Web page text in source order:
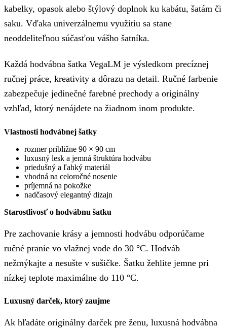
kabelky, opasok alebo štýlový doplnok ku kabátu, šatám či
saku. Vďaka univerzálnemu využitiu sa stane
neoddeliteľnou súčasťou vášho šatníka.
Každá hodvábna šatka VegaLM je výsledkom precíznej
ručnej práce, kreativity a dôrazu na detail. Ručné farbenie
zabezpečuje jedinečné farebné prechody a originálny
vzhľad, ktorý nenájdete na žiadnom inom produkte.
Vlastnosti hodvábnej šatky
rozmer približne 90 × 90 cm
luxusný lesk a jemná štruktúra hodvábu
priedušný a ľahký materiál
vhodná na celoročné nosenie
príjemná na pokožke
nadčasový elegantný dizajn
Starostlivosť o hodvábnu šatku
Pre zachovanie krásy a jemnosti hodvábu odporúčame
ručné pranie vo vlažnej vode do 30 °C. Hodváb
nežmýkajte a nesušte v sušičke. Šatku žehlite jemne pri
nízkej teplote maximálne do 110 °C.
Luxusný darček, ktorý zaujme
Ak hľadáte originálny darček pre ženu, luxusná hodvábna